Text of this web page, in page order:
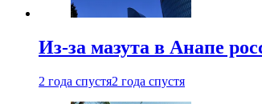
Из-за мазута в Анапе
2 года спустя2 года спустя